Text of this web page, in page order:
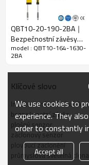
Provozní
rozsah
Velikost
produktu
Detekční
vzdálenost
30-
Doba odezvy
≤15 ms
Mechanická data
Domovní
materiál
Kovové
Hliník
QBT10-20-190-2BA｜
Bezpečnostní závěsy
pro průmysl｜DADISICK
model : QBT10-164-1630-
2BA
Klíčové slovo
Infračervená světelná
bezpečnostní závěs
plošný senzor
záclonový senzor
plovoucí zaclonění
průmyslová světelná clona
We use cookies to
experience. They
order to constantly
Accept all